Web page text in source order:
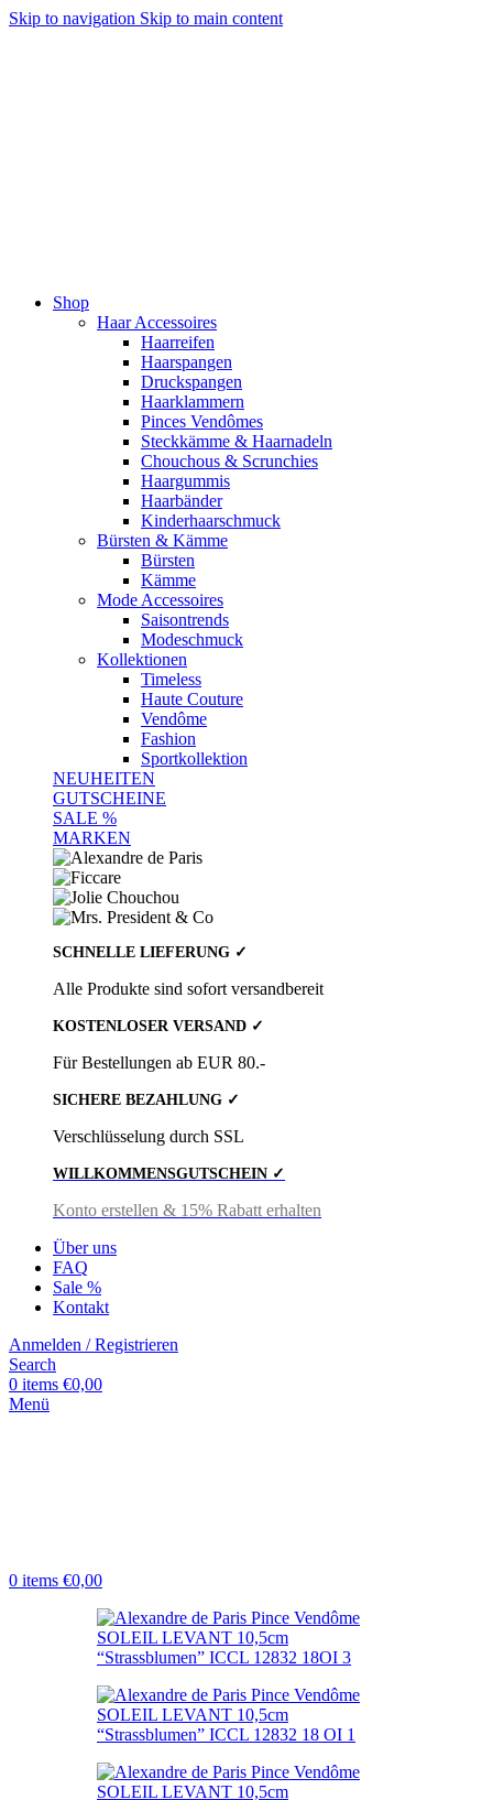
Skip to navigation Skip to main content
Shop
Haar Accessoires
Haarreifen
Haarspangen
Druckspangen
Haarklammern
Pinces Vendômes
Steckkämme & Haarnadeln
Chouchous & Scrunchies
Haargummis
Haarbänder
Kinderhaarschmuck
Bürsten & Kämme
Bürsten
Kämme
Mode Accessoires
Saisontrends
Modeschmuck
Kollektionen
Timeless
Haute Couture
Vendôme
Fashion
Sportkollektion
NEUHEITEN
GUTSCHEINE
SALE %
MARKEN
SCHNELLE LIEFERUNG ✓
Alle Produkte sind sofort versandbereit
KOSTENLOSER VERSAND ✓
Für Bestellungen ab EUR 80.-
SICHERE BEZAHLUNG ✓
Verschlüsselung durch SSL
WILLKOMMENSGUTSCHEIN ✓
Konto erstellen & 15% Rabatt erhalten
Über uns
FAQ
Sale %
Kontakt
Anmelden / Registrieren
Search
0 items €0,00
Menü
0 items €0,00